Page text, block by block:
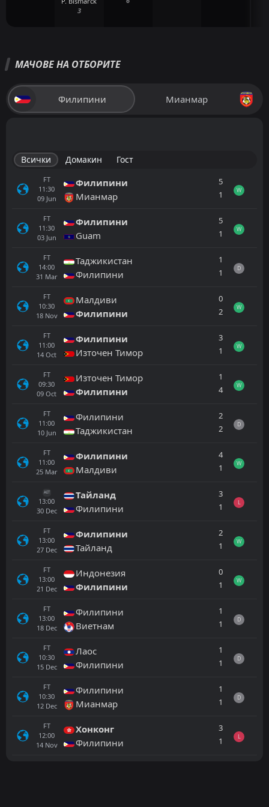
3
МАЧОВЕ НА ОТБОРИТЕ
Филипини Мианмар
Всички Домакин Гост
FT
11:30
09 Jun
Филипини
Мианмар
5
1
W
FT
11:30
03 Jun
Филипини
Guam
5
1
W
FT
14:00
31 Mar
Таджикистан
Филипини
1
1
D
FT
10:30
18 Nov
Малдиви
Филипини
0
2
W
FT
11:00
14 Oct
Филипини
Източен Тимор
3
1
W
FT
09:30
09 Oct
Източен Тимор
Филипини
1
4
W
FT
11:00
10 Jun
Филипини
Таджикистан
2
2
D
FT
11:00
25 Mar
Филипини
Малдиви
4
1
W
AET
13:00
30 Dec
Тайланд
Филипини
3
1
L
FT
13:00
27 Dec
Филипини
Тайланд
2
1
W
FT
13:00
21 Dec
Индонезия
Филипини
0
1
W
FT
13:00
18 Dec
Филипини
Виетнам
1
1
D
FT
10:30
15 Dec
Лаос
Филипини
1
1
D
FT
10:30
12 Dec
Филипини
Мианмар
1
1
D
FT
12:00
14 Nov
Хонконг
Филипини
3
1
L